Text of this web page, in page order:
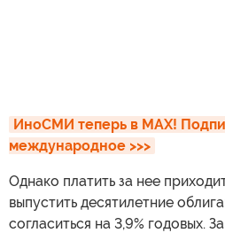
ИноСМИ теперь в MAX!
международное >>>
Однако платить за нее
выпустить десятилетние
согласиться на 3,9% годовых.